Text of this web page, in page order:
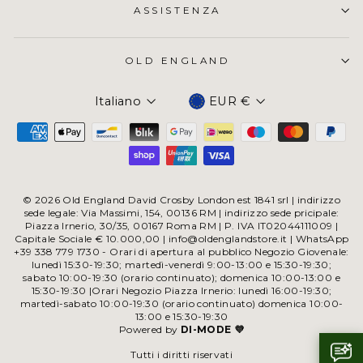
ASSISTENZA
OLD ENGLAND
Italiano Valuta
EUR €
© 2026 Old England David Crosby London est 1841 srl | indirizzo
sede legale: Via Massimi, 154, 00136 RM | indirizzo sede pricipale:
Piazza Irnerio, 30/35, 00167 Roma RM | P. IVA IT02044111009 |
Capitale Sociale € 10.000,00 | info@oldenglandstore.it | WhatsApp
+39 338 779 1730 - Orari di apertura al pubblico Negozio Giovenale:
lunedì 15:30-19:30; martedì-venerdì 9:00-13:00 e 15:30-19:30;
sabato 10:00-19:30 (orario continuato); domenica 10:00-13:00 e
15:30-19:30 |Orari Negozio Piazza Irnerio: lunedì 16:00-19:30;
martedì-sabato 10:00-19:30 (orario continuato) domenica 10:00-
13:00 e 15:30-19:30
Powered by DI-MODE 💜
Tutti i diritti riservati